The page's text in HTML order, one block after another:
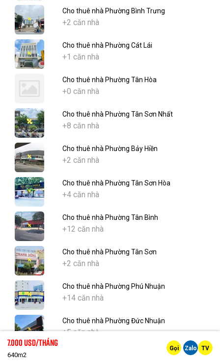
Cho thuê nhà Phường Bình Trưng
+2 căn nhà
Cho thuê nhà Phường Cát Lái
+1 căn nhà
Cho thuê nhà Phường Tân Hòa
+0 căn nhà
Cho thuê nhà Phường Tân Sơn Nhất
+8 căn nhà
Cho thuê nhà Phường Bảy Hiền
+2 căn nhà
Cho thuê nhà Phường Tân Sơn Hòa
+4 căn nhà
Cho thuê nhà Phường Tân Bình
+12 căn nhà
Cho thuê nhà Phường Tân Sơn
+2 căn nhà
Cho thuê nhà Phường Phú Nhuận
+14 căn nhà
Cho thuê nhà Phường Đức Nhuận
+5 căn nhà
7.000 Usd/tháng
640m2
Gọi Zalo TV